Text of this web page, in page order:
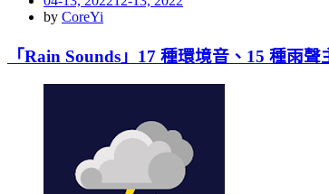
on
by CoreYi
「Rain Sounds」17 種環境音、15 種雨